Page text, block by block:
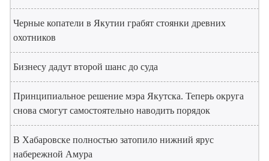
Черные копатели в Якутии грабят стоянки древних
охотников
Бизнесу дадут второй шанс до суда
Принципиальное решение мэра Якутска. Теперь округа
снова смогут самостоятельно наводить порядок
В Хабаровске полностью затопило нижний ярус
набережной Амура